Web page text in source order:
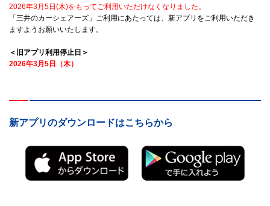
2026年3月5日(木)をもってご利用いただけなくなりました。
「三井のカーシェアーズ」ご利用にあたっては、新アプリをご利用いただき
ますようお願いいたします。
＜旧アプリ利用停止日＞
2026年3月5日（木）
新アプリのダウンロードはこちらから